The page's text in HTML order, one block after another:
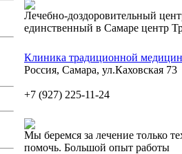
Лечебно-доздоровительный
единственный в Самаре центр
Клиника традиционной
Россия, Самара, ул.Каховская 73
+7 (927) 225-11-24
Мы беремся за лечение только
помочь. Большой опыт работы